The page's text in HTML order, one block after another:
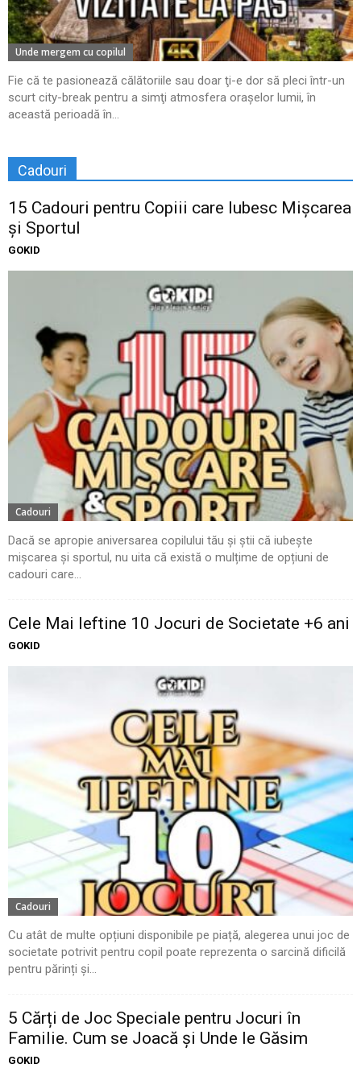
Unde mergem cu copilul
Fie că te pasionează călătoriile sau doar ţi-e dor să pleci într-un
scurt city-break pentru a simţi atmosfera oraşelor lumii, în
această perioadă în...
Cadouri
15 Cadouri pentru Copiii care Iubesc Mișcarea
și Sportul
GOKID
Cadouri
Dacă se apropie aniversarea copilului tău și știi că iubește
mișcarea și sportul, nu uita că există o mulțime de opțiuni de
cadouri care...
Cele Mai Ieftine 10 Jocuri de Societate +6 ani
GOKID
Cadouri
Cu atât de multe opțiuni disponibile pe piață, alegerea unui joc de
societate potrivit pentru copil poate reprezenta o sarcină dificilă
pentru părinți și...
5 Cărți de Joc Speciale pentru Jocuri în
Familie. Cum se Joacă și Unde le Găsim
GOKID